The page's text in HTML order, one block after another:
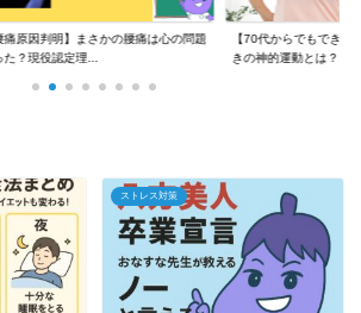
痛原因判明】まさかの腰痛は心の問題
た？現役認定理...
【70代からでもできる
きの神的運動とは？...
ストレス対策